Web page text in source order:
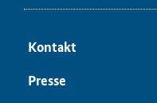
Kon­takt
Pres­se